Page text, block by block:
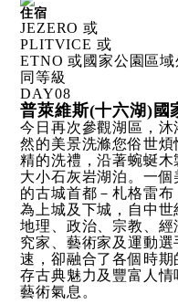
住宿
JEZERO 或
PLITVICE 或
ETNO 或國家公園區
同等級
DAY08
普萊維斯(十六湖)國
今日再次參觀湖區，
然的美景洗滌您俗世
精的洗禮，沿著蜿蜒
大小石灰岩湖泊。一
的古城首都－札格雷
為上城及下城，自中
地理、政治、宗教、
究家、藝術家及運動
速，卻融合了各個時
存古典魅力及豐富人
藝術氣息。